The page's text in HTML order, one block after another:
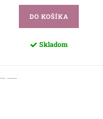
DO KOŠÍKA
Skladom